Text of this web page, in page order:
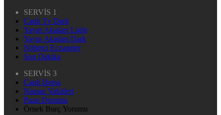
SERVİS 1
Canlı Tv Dark
Yayın Akışları Light
Yayın Akışları Dark
Nöbetçi Eczaneler
Son Dakika
SERVİS 3
Canlı Borsa
Namaz Vakitleri
Puan Durumu
Örnek Burç Yorumu